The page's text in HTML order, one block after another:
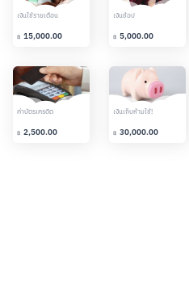
สแกนเพื่อดาวน์โหลด
เงินใช้รายเดือน
฿ 15,000.00
เงินช้อป
฿ 5,000.00
ค่าบัตรเครดิต
฿ 2,500.00
เงินเก็บห้ามใช้!
฿ 30,000.00